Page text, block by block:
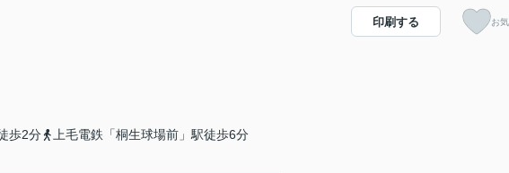
歩2分
上毛電鉄「桐生球場前」駅徒歩6分
印刷する お